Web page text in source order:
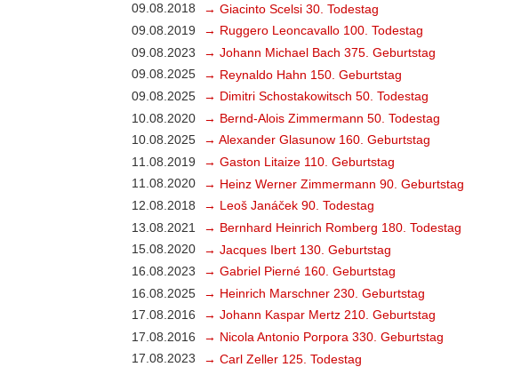
09.08.2018
→ Giacinto Scelsi 30. Todestag
09.08.2019
→ Ruggero Leoncavallo 100. Todestag
09.08.2023
→ Johann Michael Bach 375. Geburtstag
09.08.2025
→ Reynaldo Hahn 150. Geburtstag
09.08.2025
→ Dimitri Schostakowitsch 50. Todestag
10.08.2020
→ Bernd-Alois Zimmermann 50. Todestag
10.08.2025
→ Alexander Glasunow 160. Geburtstag
11.08.2019
→ Gaston Litaize 110. Geburtstag
11.08.2020
→ Heinz Werner Zimmermann 90. Geburtstag
12.08.2018
→ Leoš Janáček 90. Todestag
13.08.2021
→ Bernhard Heinrich Romberg 180. Todestag
15.08.2020
→ Jacques Ibert 130. Geburtstag
16.08.2023
→ Gabriel Pierné 160. Geburtstag
16.08.2025
→ Heinrich Marschner 230. Geburtstag
17.08.2016
→ Johann Kaspar Mertz 210. Geburtstag
17.08.2016
→ Nicola Antonio Porpora 330. Geburtstag
17.08.2023
→ Carl Zeller 125. Todestag